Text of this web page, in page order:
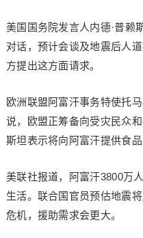
美国国务院发言人内德·普赖
对话，预计会谈及地震后人
方提出这方面请求。
欧洲联盟阿富汗事务特使托
说，欧盟正筹备向受灾民众
斯坦表示将向阿富汗提供食
美联社报道，阿富汗3800万
生活。联合国官员预估地震
危机，援助需求会更大。